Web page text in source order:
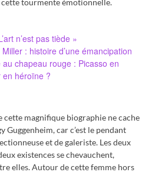
cette tourmente émotionnelle.
n’est pas tiède »
: histoire d’une émancipation
chapeau rouge : Picasso en
héroïne ?
cette magnifique biographie ne cache
Guggenheim, car c’est le pendant
et de galeriste. Les deux
existences se chevauchent,
elles. Autour de cette femme hors